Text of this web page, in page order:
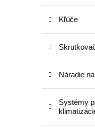
Kľúče
Náradie
Systémy